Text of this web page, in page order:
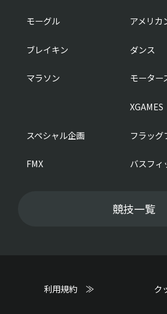
モーグル アメリカ
ブレイキン ダンス
マラソン モーター
XGAMES
スペシャル企画 フラッグ
FMX バスフィ
競技一覧
利用規約 ≫ ク